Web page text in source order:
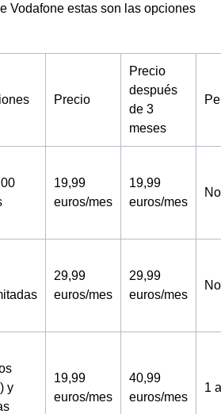
Vodafone estas son las opciones
Precio
Precio
después
de 3
meses
19,99
euros/mes
19,99
euros/mes
No
29,99
euros/mes
29,99
euros/mes
No
y
19,99
euros/mes
40,99
euros/mes
1